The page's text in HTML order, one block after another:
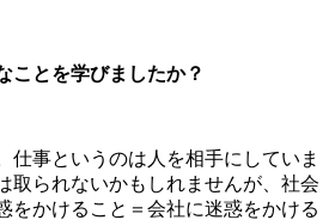
ことを学びましたか？
仕事というのは人を相手にしていま
取られないかもしれませんが、社会
をかけること＝会社に迷惑をかける